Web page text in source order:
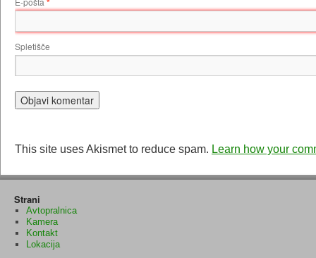
Spletišče
This site uses Akismet to reduce spam. Learn how your
Strani
Avtopralnica
Kamera
Kontakt
Lokacija